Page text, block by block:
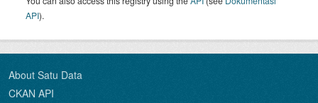
API).
About Satu Data
CKAN API